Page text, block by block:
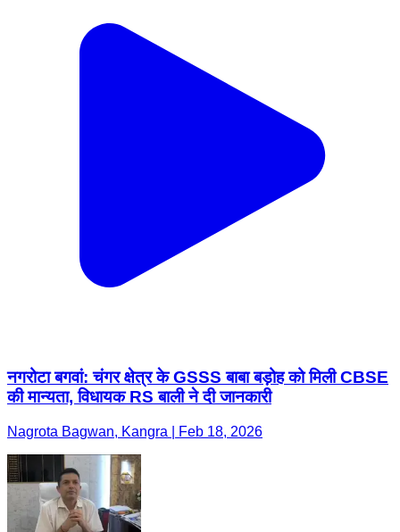
नगरोटा बगवां: चंगर क्षेत्र के GSSS बाबा बड़ोह को मिली CBSE
की मान्यता, विधायक RS बाली ने दी जानकारी
Nagrota Bagwan, Kangra | Feb 18, 2026